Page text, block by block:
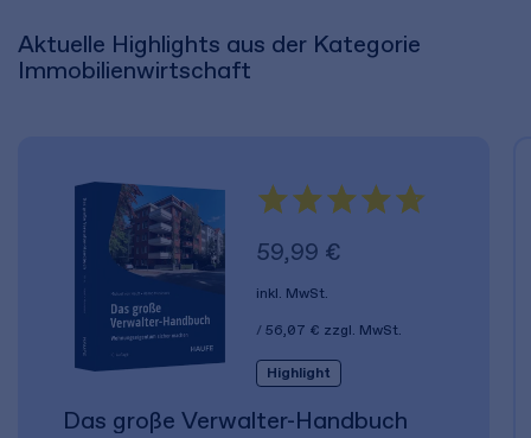
Aktuelle Highlights aus der Kategorie
Immobilienwirtschaft
59,99 €
inkl. MwSt.
56,07 € zzgl. MwSt.
Highlight
Das große Verwalter-Handbuch